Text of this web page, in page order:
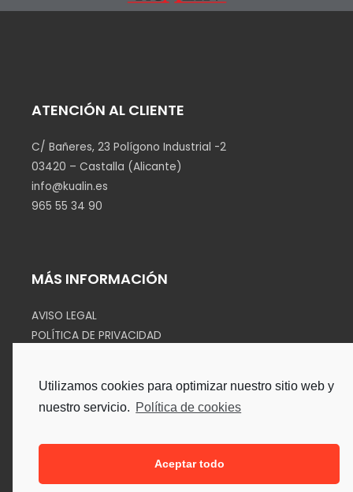
Utilizamos cookies para optimizar nuestro sitio web y
nuestro servicio. Política de cookies
Aceptar todo
ATENCIÓN AL CLIENTE
C/ Bañeres, 23 Polígono Industrial -2
03420 – Castalla (Alicante)
info@kualin.es
965 55 34 90
MÁS INFORMACIÓN
AVISO LEGAL
POLÍTICA DE PRIVACIDAD
SÍGUENOS EN